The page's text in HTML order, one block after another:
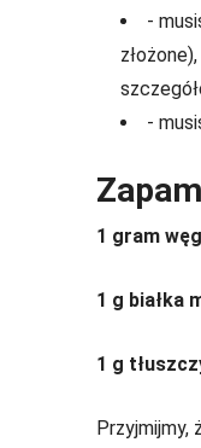
-
-
1 gram
1 g białka
1 g
Przyjmijmy,